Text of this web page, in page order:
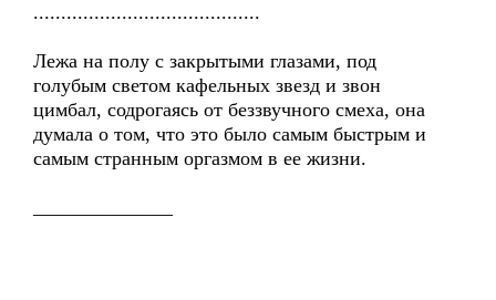
.........................................
Лежа на полу с закрытыми глазами, под
голубым светом кафельных звезд и звон
цимбал, содрогаясь от беззвучного смеха, она
думала о том, что это было самым быстрым и
самым странным оргазмом в ее жизни.